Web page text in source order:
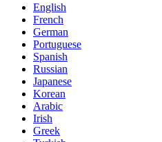
English
French
German
Portuguese
Spanish
Russian
Japanese
Korean
Arabic
Irish
Greek